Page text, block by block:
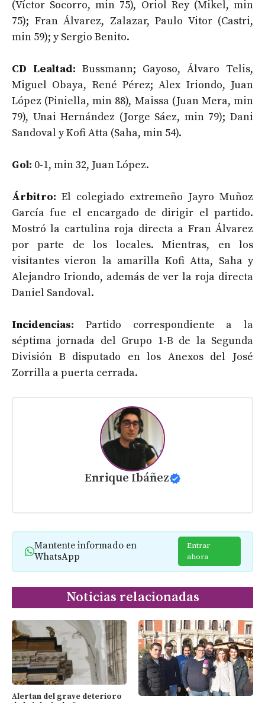
(Víctor Socorro, min 75), Oriol Rey (Mikel, min
75); Fran Álvarez, Zalazar, Paulo Vitor (Castri,
min 59); y Sergio Benito.
CD Lealtad: Bussmann; Gayoso, Álvaro Telis,
Miguel Obaya, René Pérez; Alex Iriondo, Juan
López (Piniella, min 88), Maissa (Juan Mera, min
79), Unai Hernández (Jorge Sáez, min 79); Dani
Sandoval y Kofi Atta (Saha, min 54).
Gol: 0-1, min 32, Juan López.
Árbitro: El colegiado extremeño Jayro Muñoz
García fue el encargado de dirigir el partido.
Mostró la cartulina roja directa a Fran Álvarez
por parte de los locales. Mientras, en los
visitantes vieron la amarilla Kofi Atta, Saha y
Alejandro Iriondo, además de ver la roja directa
Daniel Sandoval.
Incidencias: Partido correspondiente a la
séptima jornada del Grupo 1-B de la Segunda
División B disputado en los Anexos del José
Zorrilla a puerta cerrada.
Enrique Ibáñez
Mantente informado en
WhatsApp
Entrar
ahora
Noticias relacionadas
Alertan del grave deterioro